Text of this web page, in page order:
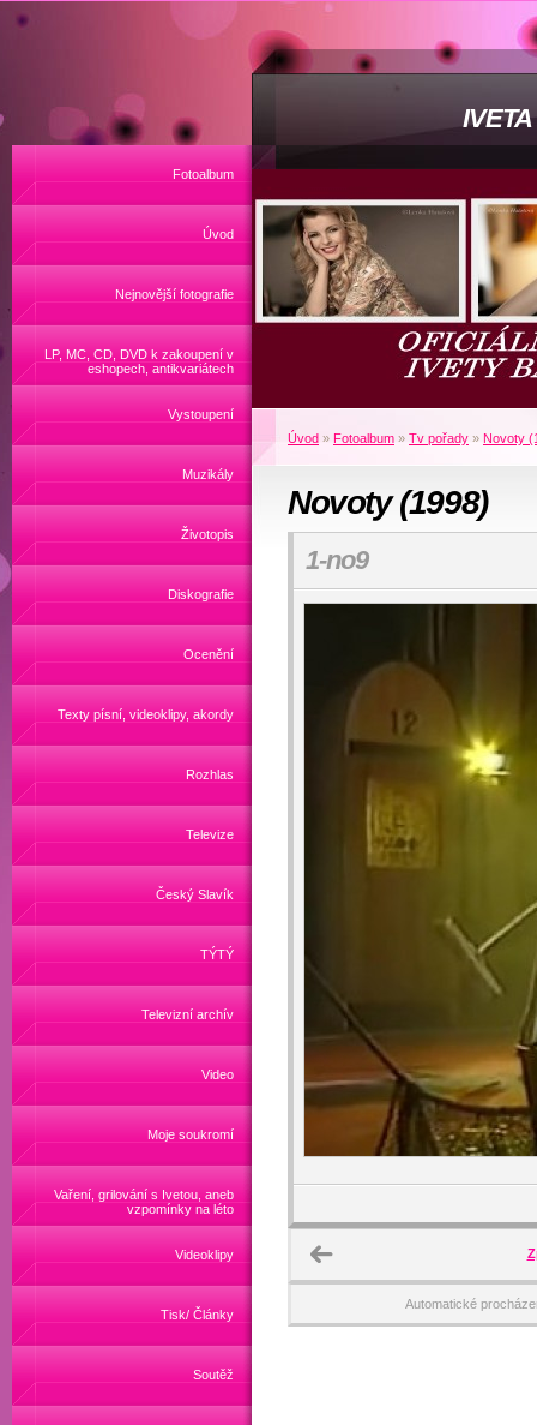
Fotoalbum
Úvod
Nejnovější fotografie
LP, MC, CD, DVD k zakoupení v
eshopech, antikvariátech
Vystoupení
Muzikály
Životopis
Diskografie
Ocenění
Texty písní, videoklipy, akordy
Rozhlas
Televize
Český Slavík
TÝTÝ
Televizní archív
Video
Moje soukromí
Vaření, grilování s Ivetou, aneb
vzpomínky na léto
Videoklipy
Tisk/ Články
Soutěž
Úvod » Fotoalbum » Tv pořady » Novoty
Novoty (1998)
1-no9
Automatické